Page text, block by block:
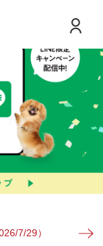
7/29）